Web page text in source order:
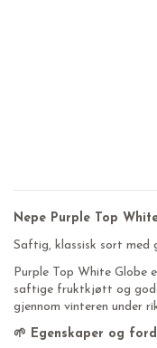
Nepe Purple Top
Saftig, klassisk sort med
Purple Top White
saftige fruktkjøtt og
gjennom vinteren under
🌱 Egenskaper og